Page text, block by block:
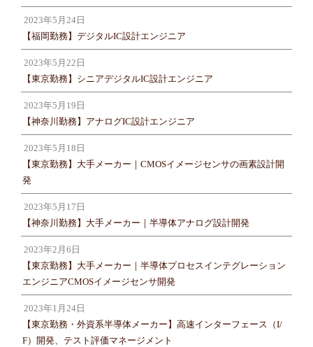
2023年5月24日
【福岡勤務】デジタルIC設計エンジニア
2023年5月22日
【東京勤務】シニアデジタルIC設計エンジニア
2023年5月19日
【神奈川勤務】アナログIC設計エンジニア
2023年5月18日
【東京勤務】大手メーカー｜CMOSイメージセンサの画素設計開
発
2023年5月17日
【神奈川勤務】大手メーカー｜半導体アナログ設計開発
2023年2月6日
【東京勤務】大手メーカー｜半導体プロセスインテグレーション
エンジニアCMOSイメージセンサ開発
2023年1月24日
【東京勤務・外資系半導体メーカー】高速インターフェース（I/
F）開発、テスト評価マネージメント